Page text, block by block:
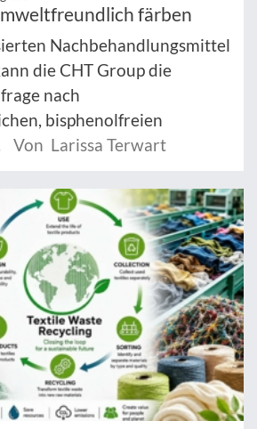
färben
Nachbehandlungsmittel
die CHT Group die
nach
bisphenolfreien
Von Larissa Terwart